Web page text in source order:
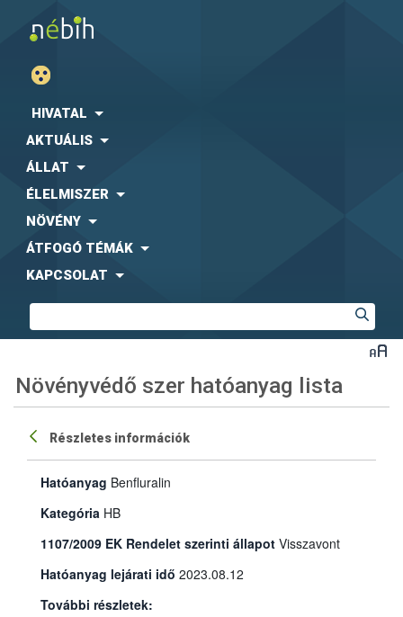
HIVATAL
AKTUÁLIS
ÁLLAT
ÉLELMISZER
NÖVÉNY
ÁTFOGÓ TÉMÁK
KAPCSOLAT
Növényvédő szer hatóanyag lista
Részletes információk
Hatóanyag Benfluralin
Kategória HB
1107/2009 EK Rendelet szerinti állapot Visszavont
Hatóanyag lejárati idő 2023.08.12
További részletek: